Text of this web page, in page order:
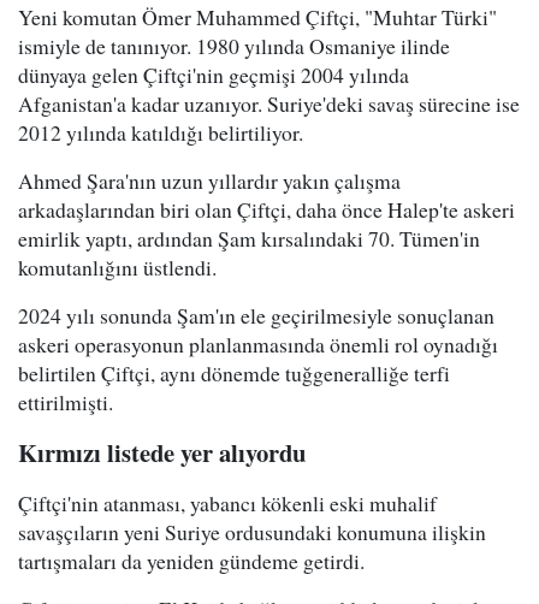
Yeni komutan Ömer Muhammed Çiftçi, "Muhtar Türki"
ismiyle de tanınıyor. 1980 yılında Osmaniye ilinde
dünyaya gelen Çiftçi'nin geçmişi 2004 yılında
Afganistan'a kadar uzanıyor. Suriye'deki savaş sürecine ise
2012 yılında katıldığı belirtiliyor.
Ahmed Şara'nın uzun yıllardır yakın çalışma
arkadaşlarından biri olan Çiftçi, daha önce Halep'te askeri
emirlik yaptı, ardından Şam kırsalındaki 70. Tümen'in
komutanlığını üstlendi.
2024 yılı sonunda Şam'ın ele geçirilmesiyle sonuçlanan
askeri operasyonun planlanmasında önemli rol oynadığı
belirtilen Çiftçi, aynı dönemde tuğgeneralliğe terfi
ettirilmişti.
Kırmızı listede yer alıyordu
Çiftçi'nin atanması, yabancı kökenli eski muhalif
savaşçıların yeni Suriye ordusundaki konumuna ilişkin
tartışmaları da yeniden gündeme getirdi.